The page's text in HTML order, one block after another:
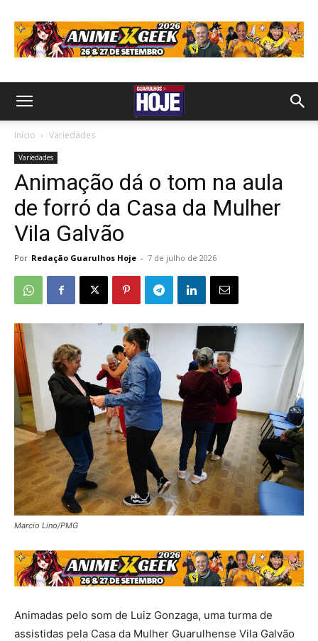
Início Variedades
Variedades
Animação dá o tom na aula
de forró da Casa da Mulher
Vila Galvão
Por Redação Guarulhos Hoje - 7 de julho de 2026
Marcio Lino/PMG
Animadas pelo som de Luiz Gonzaga, uma turma de
assistidas pela Casa da Mulher Guarulhense Vila Galvão